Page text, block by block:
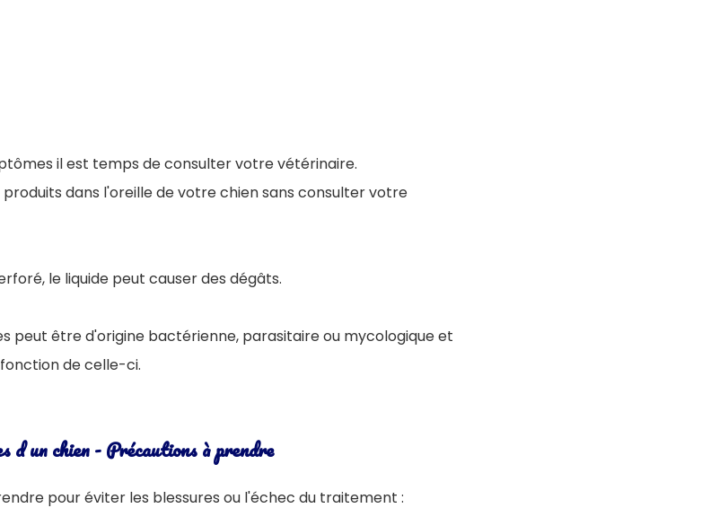
il est temps de consulter votre vétérinaire.
produits dans l'oreille de votre chien sans consulter votre
le liquide peut causer des dégâts.
peut être d'origine bactérienne, parasitaire ou mycologique et
de celle-ci.
d un chien - Précautions à prendre
pour éviter les blessures ou l'échec du traitement :